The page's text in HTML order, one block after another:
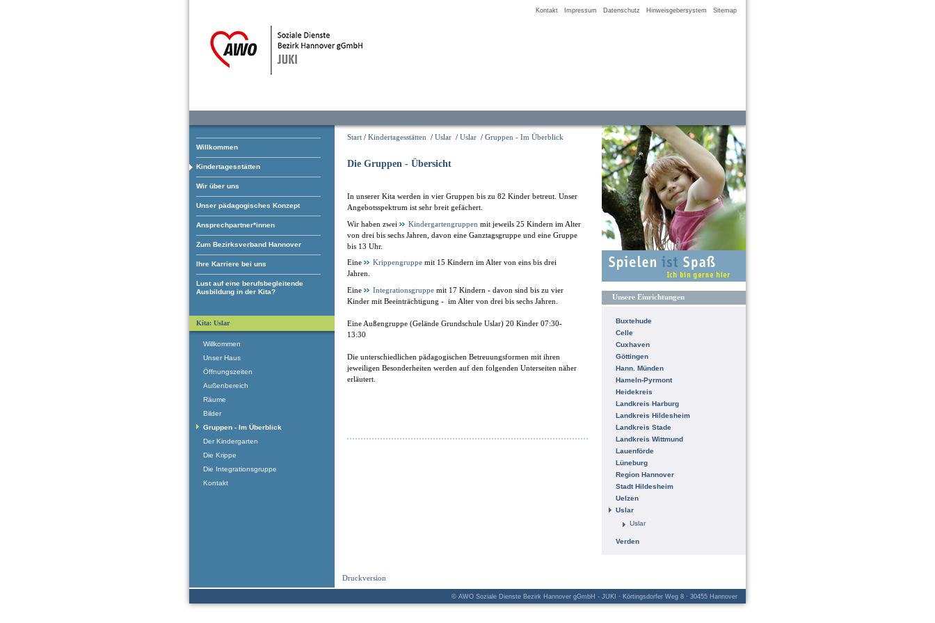
Kontakt Impressum Datenschutz Hinweisgebersystem Sitemap
Willkommen
Kindertagesstätten
Wir über uns
Unser pädagogisches Konzept
Ansprechpartner*innen
Zum Bezirksverband Hannover
Ihre Karriere bei uns
Lust auf eine berufsbegleitende
Ausbildung in der Kita?
Start / Kindertagesstätten / Uslar / Uslar / Gruppen - Im Überblick
Die Gruppen - Übersicht
In unserer Kita werden in vier Gruppen bis zu 82 Kinder betreut. Unser
Angebotsspektrum ist sehr breit gefächert.
Wir haben zwei
Kindergartengruppen mit jeweils 25 Kindern im Alter
von drei bis sechs Jahren, davon eine Ganztagsgruppe und eine Gruppe
bis 13 Uhr.
Eine
Krippengruppe mit 15 Kindern im Alter von eins bis drei
Jahren.
Eine
Integrationsgruppe mit 17 Kindern - davon sind bis zu vier
Kinder mit Beeinträchtigung - im Alter von drei bis sechs Jahren.
Eine Außengruppe (Gelände Grundschule Uslar) 20 Kinder 07:30-
13:30
Die unterschiedlichen pädagogischen Betreuungsformen mit ihren
jeweiligen Besonderheiten werden auf den folgenden Unterseiten näher
erläutert.
Unsere Einrichtungen
Buxtehude
Celle
Cuxhaven
Göttingen
Hann. Münden
Hameln-Pyrmont
Heidekreis
Landkreis Harburg
Landkreis Hildesheim
Landkreis Stade
Landkreis Wittmund
Lauenförde
Lüneburg
Region Hannover
Stadt Hildesheim
Uelzen
Uslar
Uslar
Verden
Druckversion
Kita: Uslar
Willkommen
Unser Haus
Öffnungszeiten
Außenbereich
Räume
Bilder
Gruppen - Im Überblick
Der Kindergarten
Die Krippe
Die Integrationsgruppe
Kontakt
© AWO Soziale Dienste Bezirk Hannover gGmbH - JUKI · Körtingsdorfer Weg 8 · 30455 Hannover